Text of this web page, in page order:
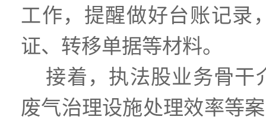
工作，提醒做好台账记录
证、转移单据等材料。
接着，执法股业务骨干
废气治理设施处理效率等